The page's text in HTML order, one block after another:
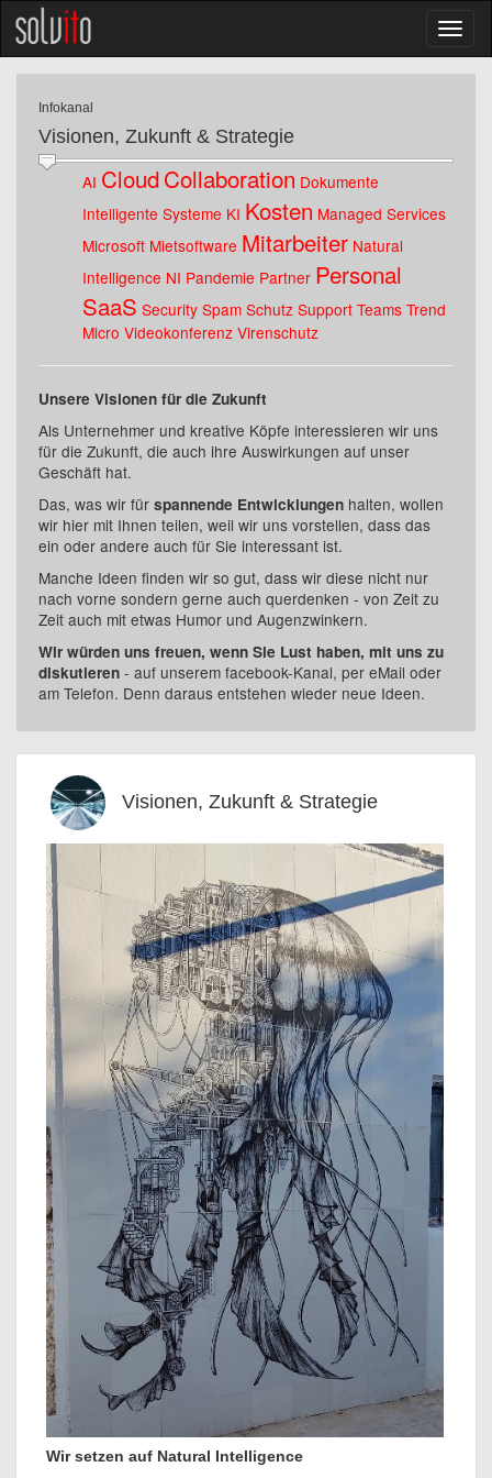
Infokanal
Visionen, Zukunft & Strategie
AI CloudCollaboration Dokumente
Intelligente Systeme KI Kosten Managed Services
Microsoft Mietsoftware Mitarbeiter Natural
Intelligence NI Pandemie Partner Personal
SaaS Security Spam Schutz Support Teams Trend
Micro Videokonferenz Virenschutz
Unsere Visionen für die Zukunft
Als Unternehmer und kreative Köpfe interessieren wir uns
für die Zukunft, die auch ihre Auswirkungen auf unser
Geschäft hat.
Das, was wir für spannende Entwicklungen halten, wollen
wir hier mit Ihnen teilen, weil wir uns vorstellen, dass das
ein oder andere auch für Sie interessant ist.
Manche Ideen finden wir so gut, dass wir diese nicht nur
nach vorne sondern gerne auch querdenken - von Zeit zu
Zeit auch mit etwas Humor und Augenzwinkern.
Wir würden uns freuen, wenn Sie Lust haben, mit uns zu
diskutieren - auf unserem facebook-Kanal, per eMail oder
am Telefon. Denn daraus entstehen wieder neue Ideen.
Visionen, Zukunft & Strategie
Wir setzen auf Natural Intelligence